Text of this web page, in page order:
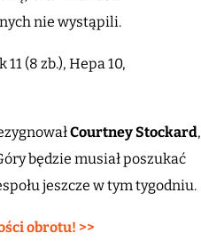
nie wystąpili.
(8 zb.), Hepa 10,
Courtney Stockard,
będzie musiał poszukać
jeszcze w tym tygodniu.
obrotu! >>